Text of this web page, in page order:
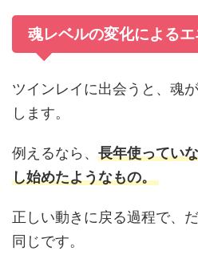
魂レベルの変化による
ツインレイに出会うと、魂
します。
例えるなら、 長年使ってい
し始めたようなもの。
正しい動きに戻る過程で、
同じです。